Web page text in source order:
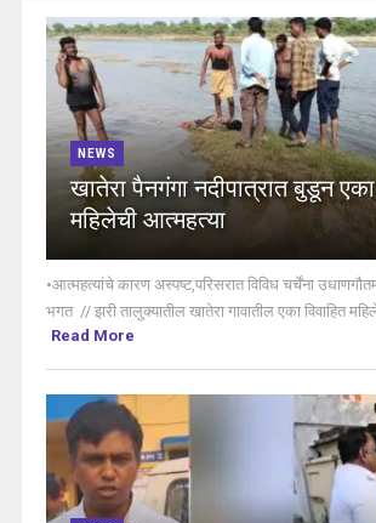
NEWS
खातेरा पैनगंगा नदीपात्रात बुडून एका
महिलेची आत्महत्या
•आत्महत्यांचे कारण अस्पष्ट,परिसरात विविध चर्चेंना
भगत // झरी तालुक्यातील खातेरा गावातील एका विवाहित
Read More